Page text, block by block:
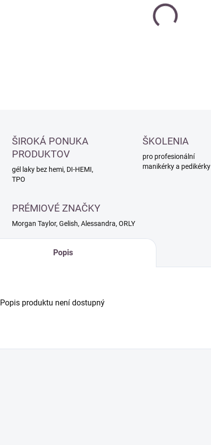
ŠIROKÁ PONUKA
PRODUKTOV
gél laky bez hemi, DI-HEMI,
TPO
ŠKOLENIA
pro profesionální
manikérky a pedikérky
PRÉMIOVÉ ZNAČKY
Morgan Taylor, Gelish, Alessandra, ORLY
Popis
Popis produktu není dostupný